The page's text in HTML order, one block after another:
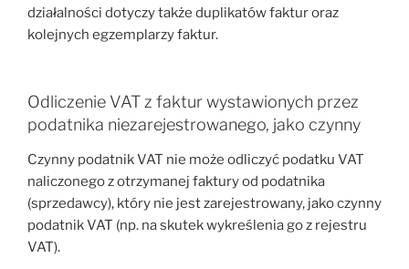
działalności dotyczy także duplikatów faktur oraz
kolejnych egzemplarzy faktur.
Odliczenie VAT z faktur wystawionych przez
podatnika niezarejestrowanego, jako czynny
Czynny podatnik VAT nie może odliczyć podatku VAT
naliczonego z otrzymanej faktury od podatnika
(sprzedawcy), który nie jest zarejestrowany, jako czynny
podatnik VAT (np. na skutek wykreślenia go z rejestru
VAT).